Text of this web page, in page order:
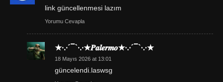
link güncellenmesi lazım
Yorumu Cevapla
★·.·´¯`·.·★𝑷𝒂𝒍𝒆𝒓𝒎𝒐★·.·´¯`·.·★
18 Mayıs 2026 at 13:01
güncelendi.laswsg